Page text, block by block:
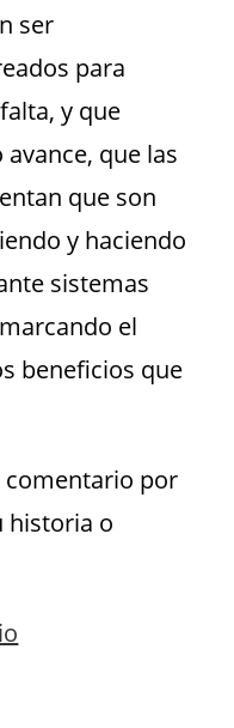
ser
para
y que
que las
que son
y haciendo
sistemas
el
beneficios que
comentario por
historia o